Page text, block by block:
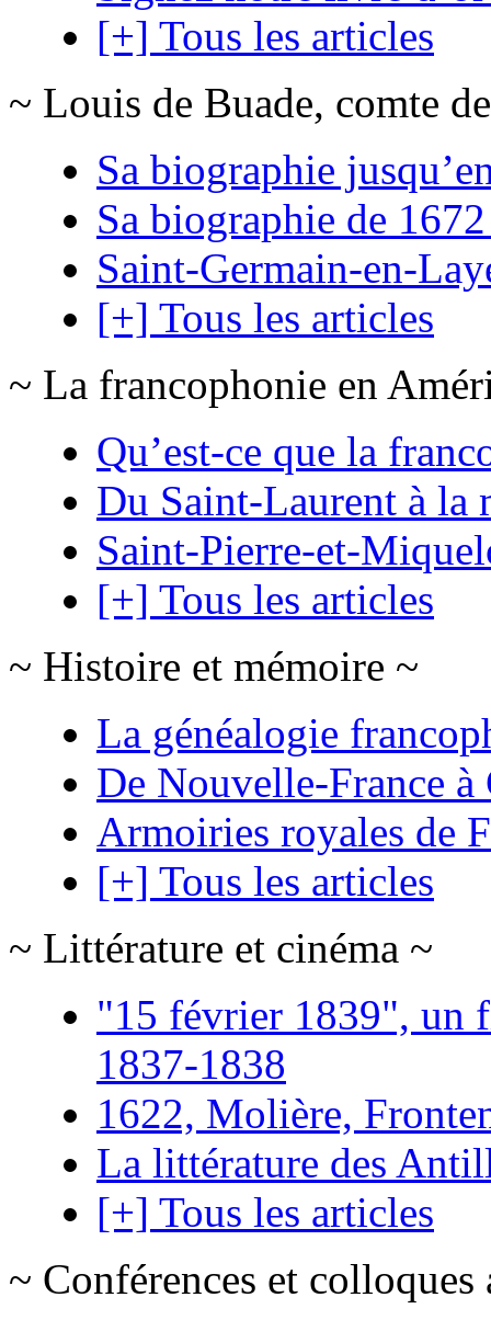
[+] Tous les articles
~ Louis de Buade, comte
Sa biographie
Sa biographie de
Saint-Germain-en-
[+] Tous les articles
~ La francophonie en
Qu’est-ce que la
Du Saint-Laurent à la
Saint-Pierre-et-
[+] Tous les articles
~ Histoire et mémoire ~
La généalogie
De Nouvelle-France à
Armoiries royales de
[+] Tous les articles
~ Littérature et cinéma ~
"15 février 1839", un
1837-1838
1622, Molière,
La littérature des
[+] Tous les articles
~ Conférences et